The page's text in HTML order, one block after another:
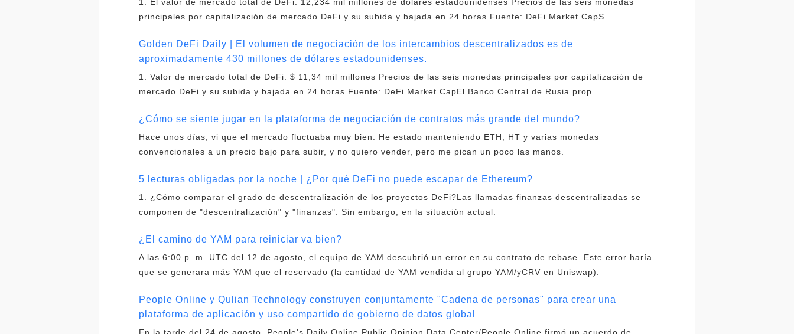
principales por capitalización de mercado DeFi y su subida y bajada en 24 horas Fuente: DeFi Market CapS.
Golden DeFi Daily | El volumen de negociación de los intercambios descentralizados es de
aproximadamente 430 millones de dólares estadounidenses.
1. Valor de mercado total de DeFi: $ 11,34 mil millones Precios de las seis monedas principales por capitalización de
mercado DeFi y su subida y bajada en 24 horas Fuente: DeFi Market CapEl Banco Central de Rusia prop.
¿Cómo se siente jugar en la plataforma de negociación de contratos más grande del mundo?
Hace unos días, vi que el mercado fluctuaba muy bien. He estado manteniendo ETH, HT y varias monedas
convencionales a un precio bajo para subir, y no quiero vender, pero me pican un poco las manos.
5 lecturas obligadas por la noche | ¿Por qué DeFi no puede escapar de Ethereum?
1. ¿Cómo comparar el grado de descentralización de los proyectos DeFi?Las llamadas finanzas descentralizadas se
componen de "descentralización" y "finanzas". Sin embargo, en la situación actual.
¿El camino de YAM para reiniciar va bien?
A las 6:00 p. m. UTC del 12 de agosto, el equipo de YAM descubrió un error en su contrato de rebase. Este error haría
que se generara más YAM que el reservado (la cantidad de YAM vendida al grupo YAM/yCRV en Uniswap).
People Online y Qulian Technology construyen conjuntamente "Cadena de personas" para crear una
plataforma de aplicación y uso compartido de gobierno de datos global